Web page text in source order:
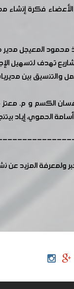
فكرة إنشاء
محمود المعيجل
تهدف لتسهيل
والتنسيق بين
الكسم و م. معتز
الحموي، إياد
ولمعرفة المزيد